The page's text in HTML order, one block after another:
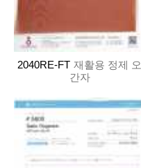
2040RE-FT 재활용 정제 오
간자